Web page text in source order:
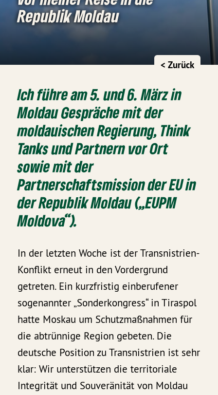
Republik Moldau
< Zurück
Ich führe am 5. und 6. März in
Moldau Gespräche mit der
moldauischen Regierung, Think
Tanks und Partnern vor Ort
sowie mit der
Partnerschaftsmission der EU in
der Republik Moldau („EUPM
Moldova“).
In der letzten Woche ist der Transnistrien-
Konflikt erneut in den Vordergrund
getreten. Ein kurzfristig einberufener
sogenannter „Sonderkongress“ in Tiraspol
hatte Moskau um Schutzmaßnahmen für
die abtrünnige Region gebeten. Die
deutsche Position zu Transnistrien ist sehr
klar: Wir unterstützen die territoriale
Integrität und Souveränität von Moldau